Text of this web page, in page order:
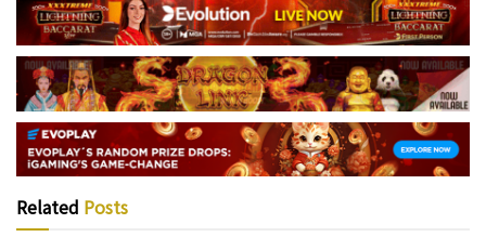
Related Posts